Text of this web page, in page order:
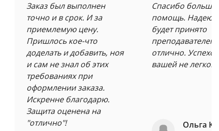
Заказ был выполнен
точно и в срок. И за
приемлемую цену.
Пришлось кое-что
доделать и добавить, ноя
и сам не знал об этих
требованиях при
оформлении заказа.
Искренне благодарю.
Защита оценена на
"отлично"!
Спасибо
помощь.
будет принято
преподавателем
отлично.
вашей не легкой
Ольга